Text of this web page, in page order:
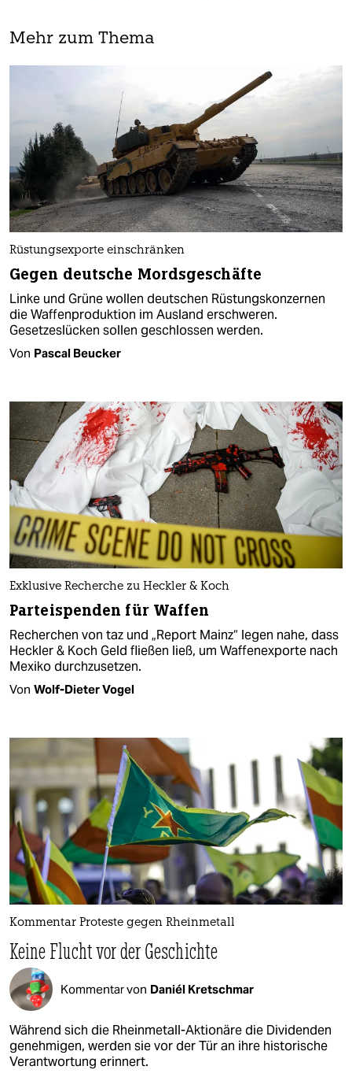
Mehr zum Thema
Rüstungsexporte einschränken
Gegen deutsche Mordsgeschäfte
Linke und Grüne wollen deutschen Rüstungskonzernen
die Waffenproduktion im Ausland erschweren.
Gesetzeslücken sollen geschlossen werden.
Von Pascal Beucker
Exklusive Recherche zu Heckler & Koch
Parteispenden für Waffen
Recherchen von taz und „Report Mainz“ legen nahe, dass
Heckler & Koch Geld fließen ließ, um Waffenexporte nach
Mexiko durchzusetzen.
Von Wolf-Dieter Vogel
Kommentar Proteste gegen Rheinmetall
Keine Flucht vor der Geschichte
Kommentar von Daniél Kretschmar
Während sich die Rheinmetall-Aktionäre die Dividenden
genehmigen, werden sie vor der Tür an ihre historische
Verantwortung erinnert.